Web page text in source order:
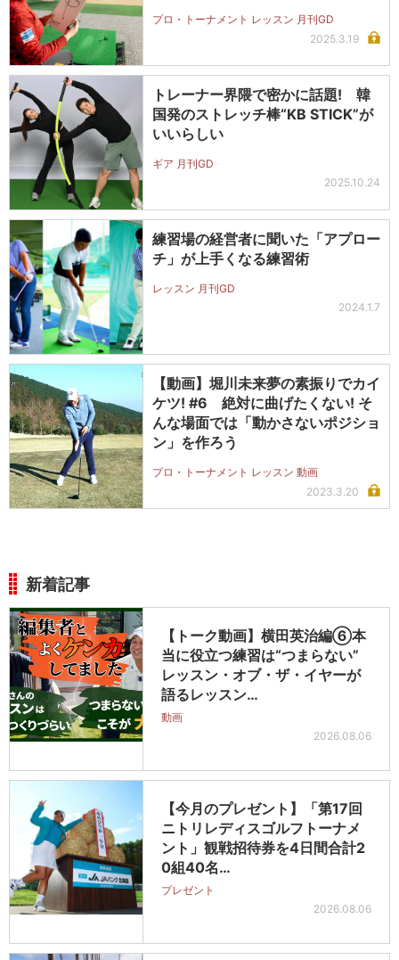
プロ・トーナメント レッスン 月刊GD
2025.3.19
トレーナー界隈で密かに話題! 韓
国発のストレッチ棒“KB STICK”が
いいらしい
ギア 月刊GD
2025.10.24
練習場の経営者に聞いた「アプロー
チ」が上手くなる練習術
レッスン 月刊GD
2024.1.7
【動画】堀川未来夢の素振りでカイ
ケツ! #6 絶対に曲げたくない! そ
んな場面では「動かさないポジショ
ン」を作ろう
プロ・トーナメント レッスン 動画
2023.3.20
新着記事
【トーク動画】横田英治編⑥本
当に役立つ練習は“つまらない”
レッスン・オブ・ザ・イヤーが
語るレッスン…
動画
2026.08.06
【今月のプレゼント】「第17回
ニトリレディスゴルフトーナメ
ント」観戦招待券を4日間合計2
0組40名…
プレゼント
2026.08.06